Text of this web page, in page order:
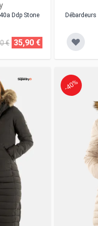
Ddp Stone
€ 35,90 €
-40%